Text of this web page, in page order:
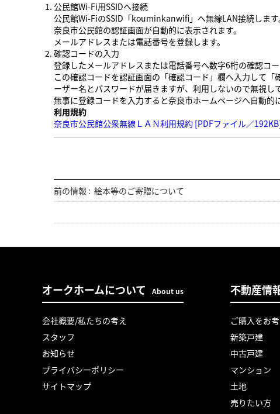
公民館Wi-Fi用SSIDへ接続
公民館Wi-FiのSSID「kouminkanwifi」へ無線LAN接続します
奈良市公民館の認証画面が自動的に表示されます。
メールアドレスまたは電話番号を登録します。
確認コードの入力
登録したメールアドレスまたは電話番号へ数字6桁の確認コ
この確認コードを認証画面の「確認コード」欄へ入力して
ーザー名とパスワードが届きますが、利用しないので無視し
無事に登録コードを入力すると奈良市ホームページへ自動的
利用規約
奈良市公民館公衆無線ＬＡＮ利用規約 [PDFファイル／
前の情報 : 絵本等のご寄贈について
オークホームについて About us
会社概要/私たちの考え
スタッフ
お知らせ
プライバシーポリシー
サイトマップ
不動産情
ご購入をお
新築戸建
中古戸建
マンション
土地
売りたい方